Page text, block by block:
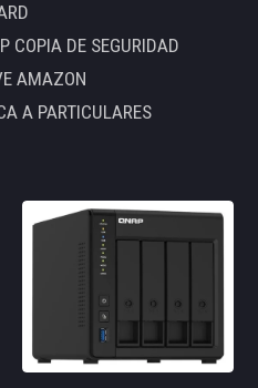
COPIA DE SEGURIDAD
AMAZON
A PARTICULARES